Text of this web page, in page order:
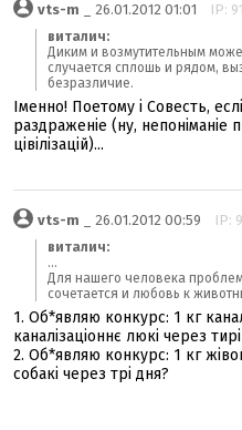
vts-m _ 26.01.2012 01:01 IP:
виталич:
Диким и возмутительным
случается сплошь и рядом,
безразличие.
Іменно! Поетому і Совесть,
раздраженіе (ну, непоніманіе
цівілізацій)...
vts-m _ 26.01.2012 00:59 IP:
виталич:
...
Для нашего человека
сочетается и любовь к
1. Об*являю конкурс: 1 кг
каналізаціоннє люкі через
2. Об*являю конкурс: 1 кг
собакі через трі дня?